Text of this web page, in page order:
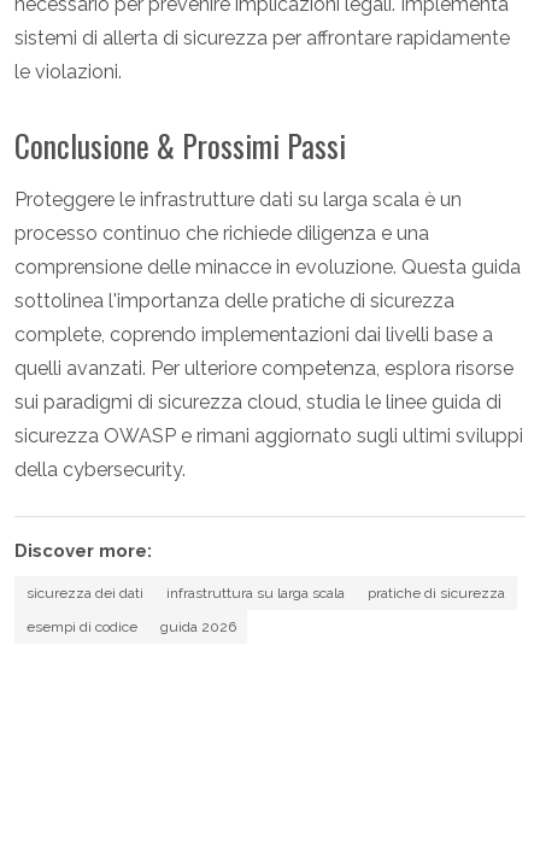
sistemi di allerta di sicurezza per affrontare rapidamente
le violazioni.
Conclusione & Prossimi Passi
Proteggere le infrastrutture dati su larga scala è un
processo continuo che richiede diligenza e una
comprensione delle minacce in evoluzione. Questa guida
sottolinea l'importanza delle pratiche di sicurezza
complete, coprendo implementazioni dai livelli base a
quelli avanzati. Per ulteriore competenza, esplora risorse
sui paradigmi di sicurezza cloud, studia le linee guida di
sicurezza OWASP e rimani aggiornato sugli ultimi sviluppi
della cybersecurity.
Discover more:
sicurezza dei dati infrastruttura su larga scala
pratiche di sicurezza
esempi di codice
guida 2026